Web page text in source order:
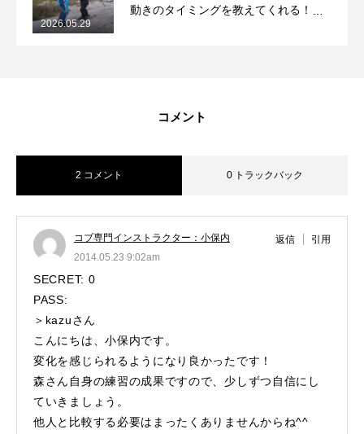
動きのタイミングを教えてくれる！
2026.05.29
コメント
2 コメント 0 トラックバック
コブ専門インストラクター：小保内
2014.05.23 9:02am
返信 引用
SECRET: 0
PASS:
＞kazuさん
こんにちは、小保内です。
変化を感じられるようになり良かったです！
森さん自身の練習の成果ですので、少しずつ自信にし
ていきましょう。
他人と比較する必要はまったくありませんからね^^